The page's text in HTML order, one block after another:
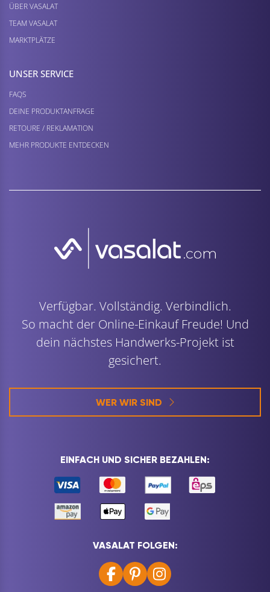
ÜBER VASALAT
TEAM VASALAT
MARKTPLÄTZE
UNSER SERVICE
FAQS
DEINE PRODUKTANFRAGE
RETOURE / REKLAMATION
MEHR PRODUKTE ENTDECKEN
Verfügbar. Vollständig. Verbindlich.
So macht der Online-Einkauf Freude! Und
dein nächstes Handwerks-Projekt ist
gesichert.
WER WIR SIND
EINFACH UND SICHER BEZAHLEN:
VASALAT FOLGEN: